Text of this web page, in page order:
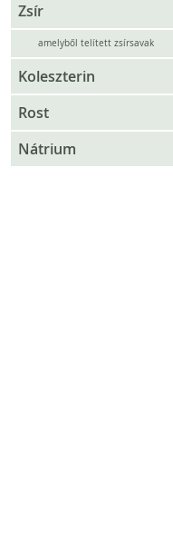
Zsír
amelyből telített zsírsavak
Koleszterin
Rost
Nátrium